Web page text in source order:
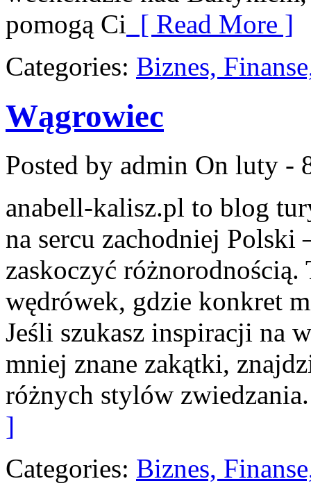
pomogą Ci [ Read More ]
Categories: Biznes,
Wągrowiec
Posted by admin On luty -
anabell-kalisz.pl to blog
na sercu zachodniej
zaskoczyć
wędrówek, gdzie konkret
Jeśli szukasz inspiracji na
mniej znane zakątki,
różnych stylów
]
Categories: Biznes,